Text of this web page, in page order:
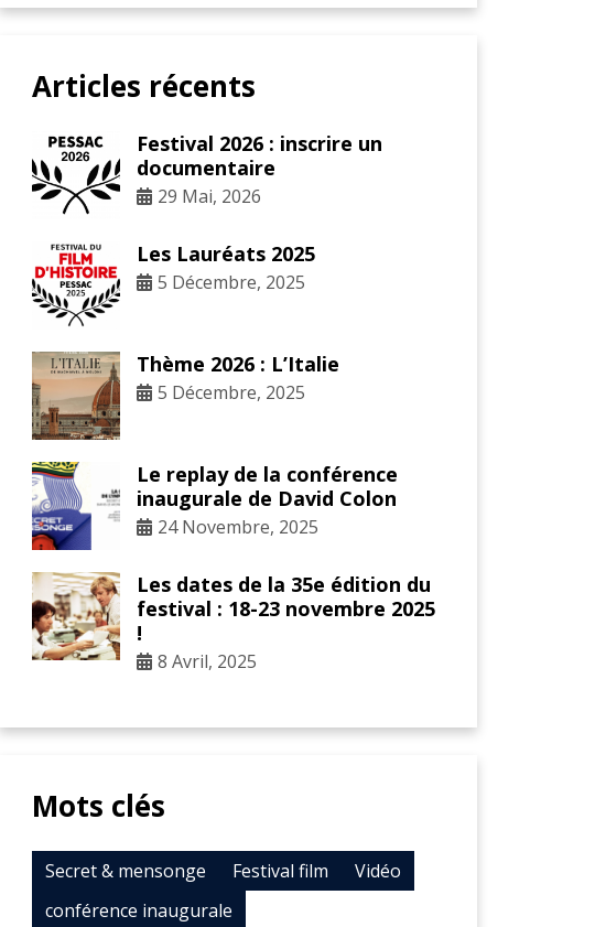
Articles récents
Festival 2026 : inscrire un
documentaire
29 Mai, 2026
Les Lauréats 2025
5 Décembre, 2025
Thème 2026 : L’Italie
5 Décembre, 2025
Le replay de la conférence
inaugurale de David Colon
24 Novembre, 2025
Les dates de la 35e édition du
festival : 18-23 novembre 2025
!
8 Avril, 2025
Mots clés
Secret & mensonge Festival film
Vidéo
conférence inaugurale